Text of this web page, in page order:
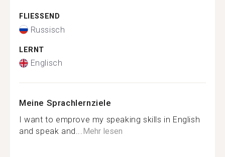
FLIESSEND
Russisch
LERNT
Englisch
Meine Sprachlernziele
I want to emprove my speaking skills in English
and speak and...Mehr lesen